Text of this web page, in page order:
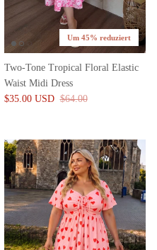
Um 45% reduziert
Two-Tone Tropical Floral Elastic
Waist Midi Dress
$35.00 USD $64.00